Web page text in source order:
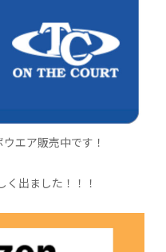
エア販売中です！
く出ました！！！